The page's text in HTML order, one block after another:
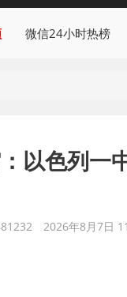
微信24小时热榜
以色列一
2026年8月7日